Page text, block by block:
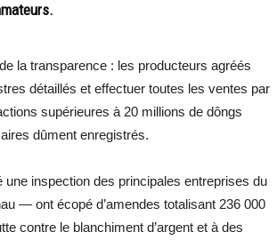
la transparence : les producteurs agréés
détaillés et effectuer toutes les ventes par
supérieures à 20 millions de dôngs
dûment enregistrés.
inspection des principales entreprises du
— ont écopé d’amendes totalisant 236 000
contre le blanchiment d’argent et à des